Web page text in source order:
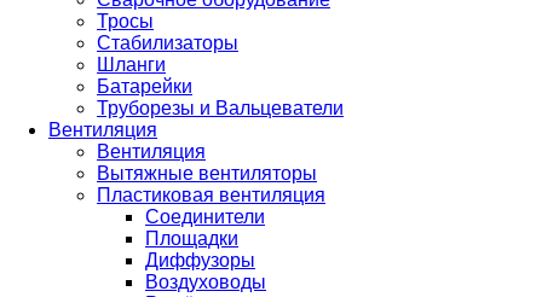
Тросы
Стабилизаторы
Шланги
Батарейки
Труборезы и Вальцеватели
Вентиляция
Вентиляция
Вытяжные вентиляторы
Пластиковая вентиляция
Соединители
Площадки
Диффузоры
Воздуховоды